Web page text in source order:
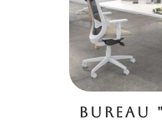
BUREAU